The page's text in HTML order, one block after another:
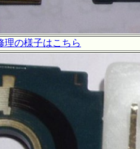
理の様子はこちら